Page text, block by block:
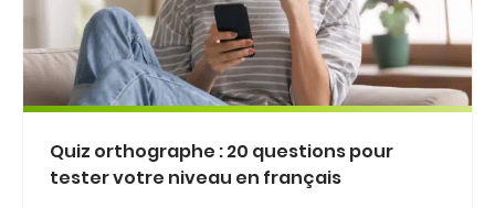
Quiz orthographe : 20 questions pour
tester votre niveau en français